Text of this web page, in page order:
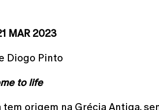
MAR 2023
Diogo Pinto
to life
tem origem na Grécia Antiga,